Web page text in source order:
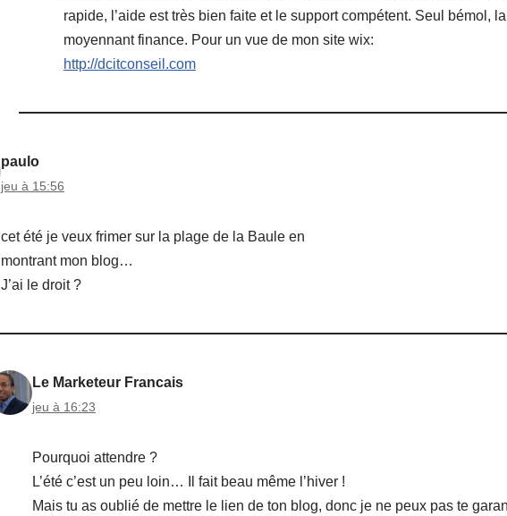
rapide, l’aide est très bien faite et le support compétent. Seul bémol,
moyennant finance. Pour un vue de mon site wix:
http://dcitconseil.com
paulo
jeu à 15:56
cet été je veux frimer sur la plage de la Baule en
montrant mon blog…
J’ai le droit ?
Le Marketeur Francais
jeu à 16:23
Pourquoi attendre ?
L’été c’est un peu loin… Il fait beau même l’hiver !
Mais tu as oublié de mettre le lien de ton blog, donc je ne peux pas te